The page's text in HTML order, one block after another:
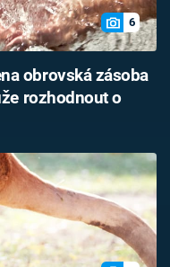
6
obrovská zásoba
rozhodnout o